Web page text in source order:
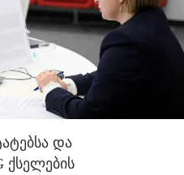
და
ქსელების